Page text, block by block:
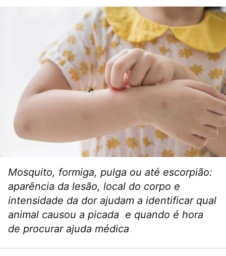
Mosquito, formiga, pulga ou até escorpião:
aparência da lesão, local do corpo e
intensidade da dor ajudam a identificar qual
animal causou a picada e quando é hora
de procurar ajuda médica